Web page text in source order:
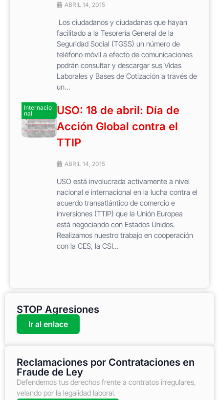
ABRIL 14, 2015
Los ciudadanos y ciudadanas que hayan
facilitado a la Tesorería General de la
Seguridad Social (TGSS) un número de
teléfono móvil a efecto de comunicaciones
podrán consultar y descargar sus Vidas
Laborales y Bases de Cotización a través de
un...
Internacio
nal
USO: 18 de abril: Día de
Acción Global contra el
TTIP
ABRIL 14, 2015
USO está involucrada activamente a nivel
nacional e internacional en la lucha contra el
acuerdo transatlántico de comercio e
inversiones (TTIP) que la Unión Europea
está negociando con Estados Unidos.
Realizamos nuestro trabajo en cooperación
con la CES, la CSI...
STOP Agresiones
Ir al enlace
Reclamaciones por Contrataciones en
Fraude de Ley
Defendemos tus derechos frente a contratos irregulares,
velando por la legalidad laboral.